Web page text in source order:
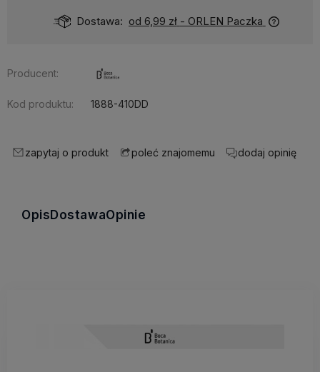
Dostawa: od 6,99 zł - ORLEN Paczka
Producent:
Kod produktu: 1888-410DD
zapytaj o produkt poleć znajomemu dodaj opinię
OpisDostawaOpinie